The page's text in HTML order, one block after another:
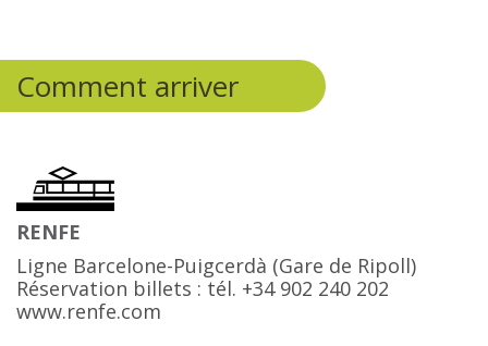
Comment arriver
RENFE
Ligne Barcelone-Puigcerdà (Gare de Ripoll)
Réservation billets : tél. +34 902 240 202
www.renfe.com